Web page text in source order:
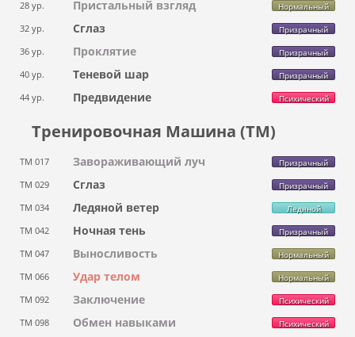
28 ур. Пристальный взгляд Нормальный
32 ур. Сглаз Призрачный
36 ур. Проклятие Призрачный
40 ур. Теневой шар Призрачный
44 ур. Предвидение Психический
Тренировочная Машина (ТМ)
ТМ 017 Завораживающий луч Призрачный
ТМ 029 Сглаз Призрачный
ТМ 034 Ледяной ветер Ледяной
ТМ 042 Ночная тень Призрачный
ТМ 047 Выносливость Нормальный
ТМ 066 Удар телом Нормальный
ТМ 092 Заключение Психический
ТМ 098 Обмен навыками Психический